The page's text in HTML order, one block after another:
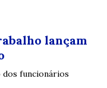
lançam
funcionários